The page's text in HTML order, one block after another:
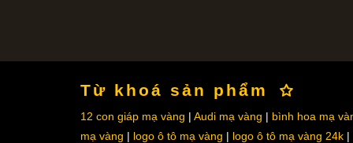
Từ khoá sản phẩm
12 con giáp mạ vàng Audi mạ vàng bình hoa mạ
mạ vàng
logo ô tô mạ vàng logo ô tô mạ vàng 24k